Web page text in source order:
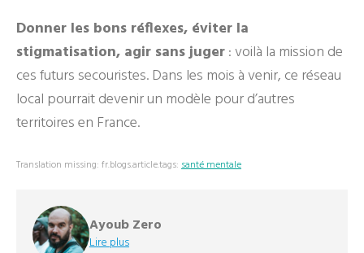
Donner les bons réflexes, éviter la
stigmatisation, agir sans juger: voilà la mission de
ces futurs secouristes. Dans les mois à venir, ce réseau
local pourrait devenir un modèle pour d’autres
territoires en France.
Translation missing: fr.blogs.article.tags: santé mentale
Ayoub Zero
Lire plus